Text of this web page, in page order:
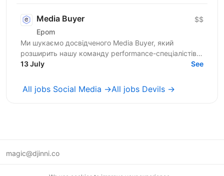
Media Buyer
Epom
$$
Ми шукаємо досвідченого Media Buyer, який
розширить нашу команду performance-спеціалістів.
Якщо ти маєш досвід роботи з рекламними
13 July See
All jobs Social Media →All jobs Devils →
magic@djinni.co